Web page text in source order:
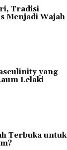
Tradisi
Menjadi Wajah
yang
Lelaki
Terbuka untuk